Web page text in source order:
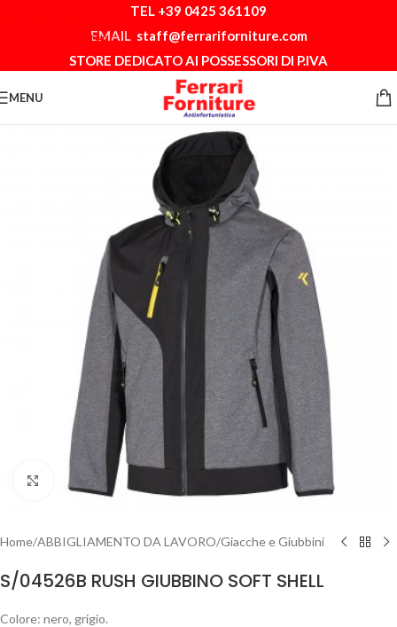
Skip to main content
TEL +39 0425 361109
EMAIL staff@ferrariforniture.com
STORE DEDICATO AI POSSESSORI DI P.IVA
MENU
Clicca per ingrandire
Home/ABBIGLIAMENTO DA LAVORO/Giacche e Giubbini
S/04526B RUSH GIUBBINO SOFT SHELL
Colore: nero, grigio.